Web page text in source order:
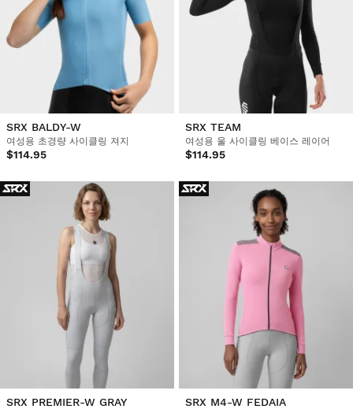
SRX BALDY-W
여성용 초경량 사이클링 져지
$114.95
SRX TEAM
여성용 울 사이클링 베이스 레이어
$114.95
SRX PREMIER-W GRAY SRX M4-W FEDAIA